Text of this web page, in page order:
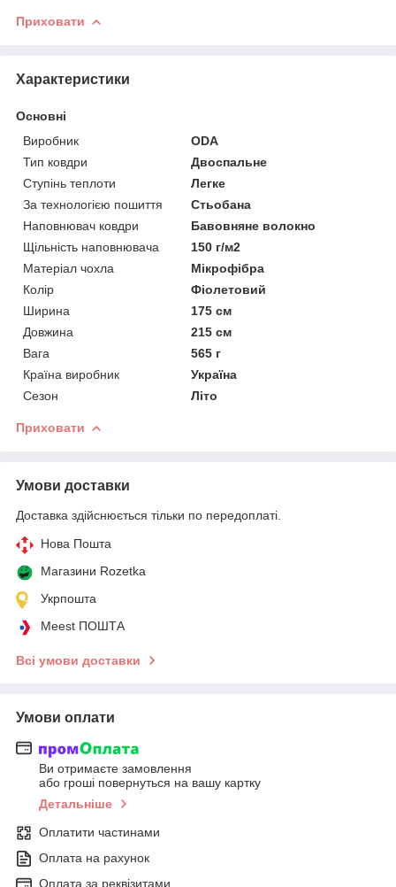
Приховати
Характеристики
Основні
Виробник
ODA
Тип ковдри
Двоспальне
Ступінь теплоти
Легке
За технологією пошиття
Стьобана
Наповнювач ковдри
Бавовняне волокно
Щільність наповнювача
150 г/м2
Матеріал чохла
Мікрофібра
Колір
Фіолетовий
Ширина
175 см
Довжина
215 см
Вага
565 г
Країна виробник
Україна
Сезон
Літо
Приховати
Умови доставки
Доставка здійснюється тільки по передоплаті.
Нова Пошта
Магазини Rozetka
Укрпошта
Meest ПОШТА
Всі умови доставки
Умови оплати
Ви отримаєте замовлення
або гроші повернуться на вашу картку
Детальніше
Оплатити частинами
Оплата на рахунок
Оплата за реквізитами